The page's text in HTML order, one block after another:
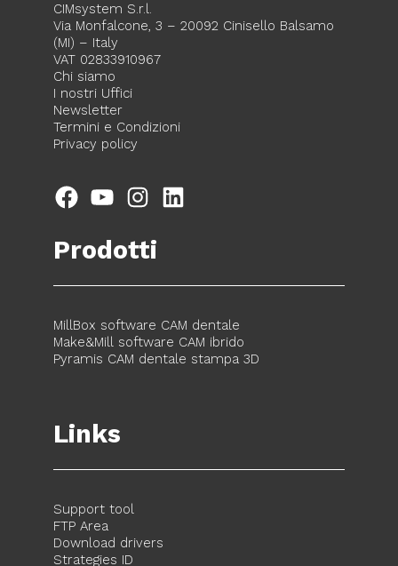
CIMsystem S.r.l.
Via Monfalcone, 3 – 20092 Cinisello Balsamo
(MI) – Italy
VAT 02833910967
Chi siamo
I nostri Uffici
Newsletter
Termini e Condizioni
Privacy policy
FacebookYouTubeInstagram
Prodotti
MillBox software CAM dentale
Make&Mill software CAM ibrido
Pyramis CAM dentale stampa 3D
Links
Support tool
FTP Area
Download drivers
Strategies ID